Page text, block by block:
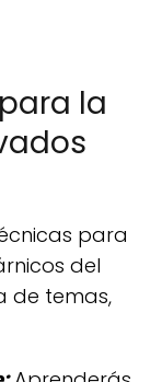
la
para
del
de temas,